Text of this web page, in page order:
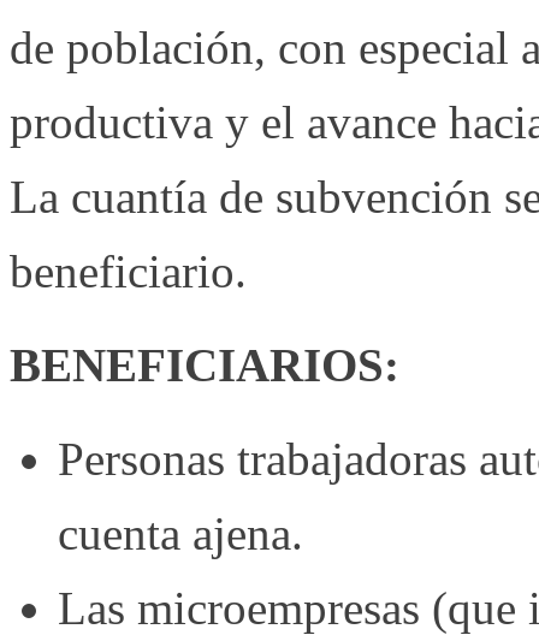
de población, con especial
productiva y el avance
La cuantía de subvención
beneficiario.
BENEFICIARIOS:
Personas trabajadoras
cuenta ajena.
Las microempresas (que